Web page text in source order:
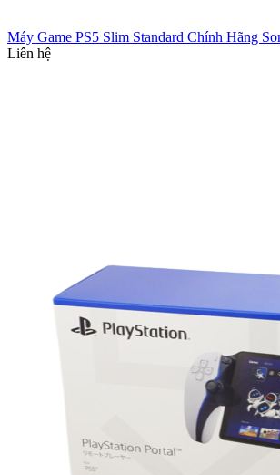
Máy Game PS5 Slim Standard Chính Hãng
Liên hệ